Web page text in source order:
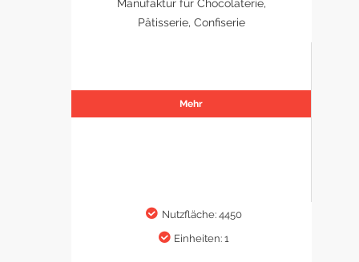
Manufaktur für Chocolaterie,
Pâtisserie, Confiserie
Mehr
Nutzfläche: 4450
Einheiten: 1